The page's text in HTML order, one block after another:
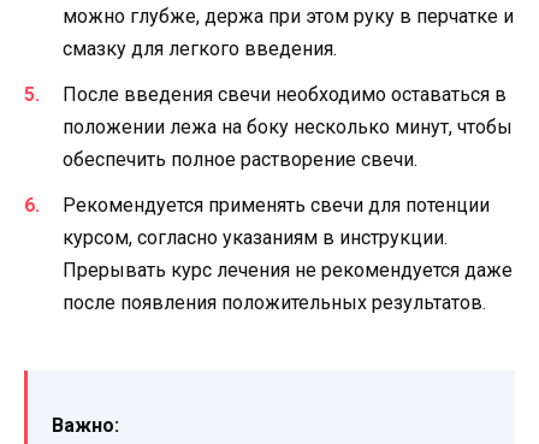
можно глубже, держа при этом руку в перчатке и
смазку для легкого введения.
После введения свечи необходимо оставаться в
положении лежа на боку несколько минут, чтобы
обеспечить полное растворение свечи.
Рекомендуется применять свечи для потенции
курсом, согласно указаниям в инструкции.
Прерывать курс лечения не рекомендуется даже
после появления положительных результатов.
Важно: